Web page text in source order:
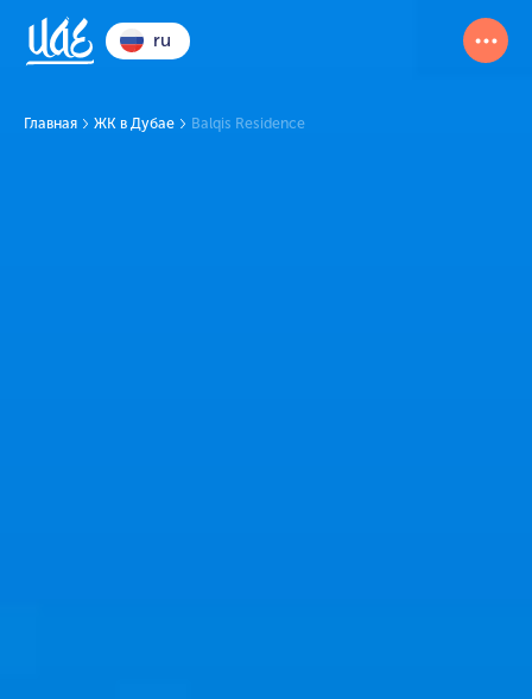
ru
Главная ЖК в Дубае Balqis Residence